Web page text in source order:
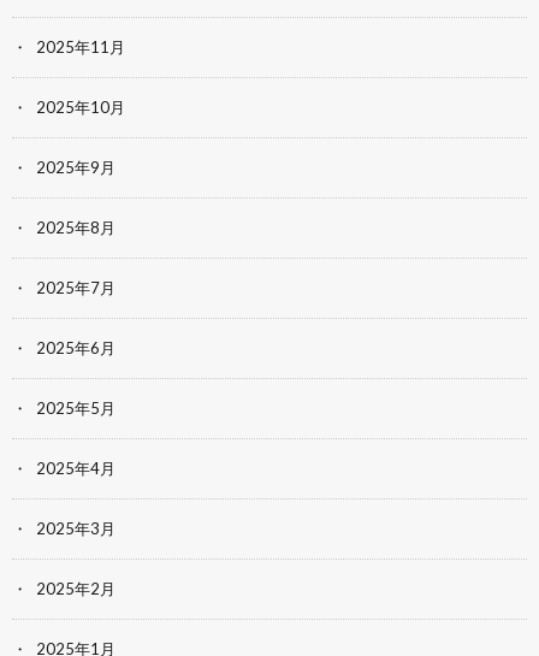
2025年11月
2025年10月
2025年9月
2025年8月
2025年7月
2025年6月
2025年5月
2025年4月
2025年3月
2025年2月
2025年1月